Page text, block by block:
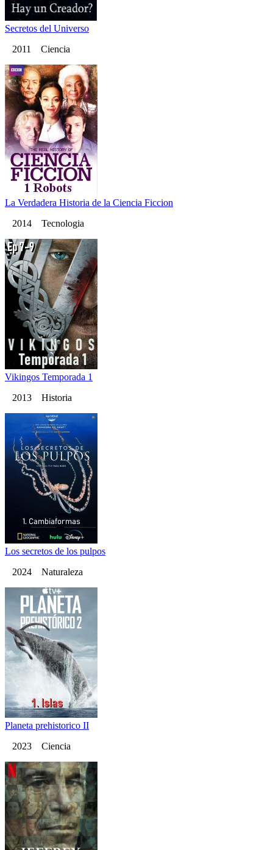
Secretos del Universo
2011 Ciencia
La Verdadera Historia de la Ciencia Ficcion
2014 Tecnologia
Vikingos Temporada 1
2013 Historia
Los secretos de los pulpos
2024 Naturaleza
Planeta prehistorico II
2023 Ciencia